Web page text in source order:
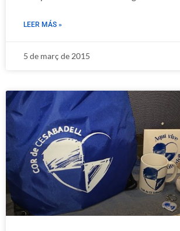
LEER MÁS »
5 de març de 2015